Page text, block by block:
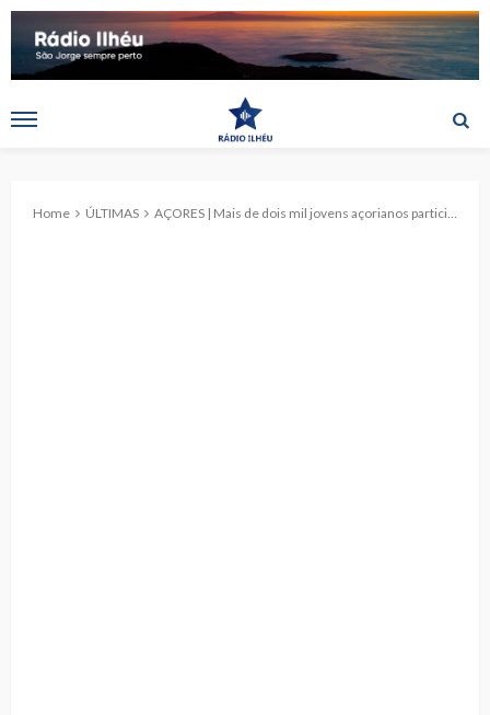
Home ÚLTIMAS AÇORES | Mais de dois mil jovens açorianos participam no programa OTLJ Verão 2023